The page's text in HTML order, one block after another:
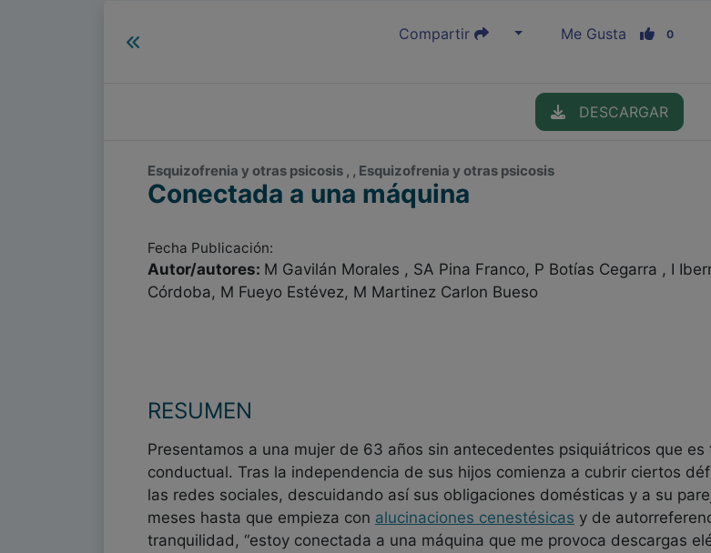
Compartir Me Gusta 0
DESCARGAR
Esquizofrenia y otras psicosis , , Esquizofrenia y otras psicosis
Conectada a una máquina
Fecha Publicación:
Autor/autores: M Gavilán Morales , SA Pina Franco, P Botías Cegarra , I
Córdoba, M Fueyo Estévez, M Martinez Carlon Bueso
RESUMEN
Presentamos a una mujer de 63 años sin antecedentes psiquiátricos que
conductual. Tras la independencia de sus hijos comienza a cubrir ciertos
las redes sociales, descuidando así sus obligaciones domésticas y a su
meses hasta que empieza con alucinaciones cenestésicas y de
tranquilidad, “estoy conectada a una máquina que me provoca descargas